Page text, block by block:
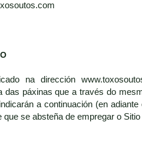
na dirección
das páxinas que a través do
a continuación (en
se absteña de empregar o Sitio